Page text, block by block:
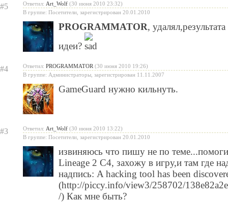
#5 Ответил: Art_Wolf (30 июня 2010 23:32)
В группе: Посетители, зарегистрирован 20.01.2010
PROGRAMMATOR,
идеи?
#4 Ответил: PROGRAMMATOR (30 июня 2010 19:26)
В группе: Администраторы, зарегистрирован 11.11.2007
GameGuard нужно кильнуть.
#3 Ответил: Art_Wolf (30 июня 2010 13:22)
В группе: Посетители, зарегистрирован 20.01.2010
извиняюсь что пишу не по
Lineage 2 C4, захожу в игру,и там где
надпись: A hacking tool has been
(http://piccy.info/view3/258702/
/) Как мне быть?